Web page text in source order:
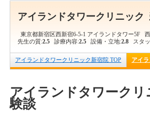
アイランドタワークリニック
東京都新宿区西新宿6-5-1 アイランドタワー5F
先生の質:2.5 診療内容:2.5 設備・立地:2.8 スタ
アイランドタワークリニック新宿院 TOP アイ
アイランドタワーク
験談